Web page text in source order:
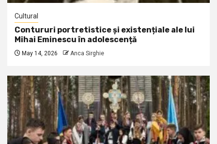
Cultural
Contururi portretistice și existențiale ale lui
Mihai Eminescu în adolescență
May 14, 2026 Anca Sirghie